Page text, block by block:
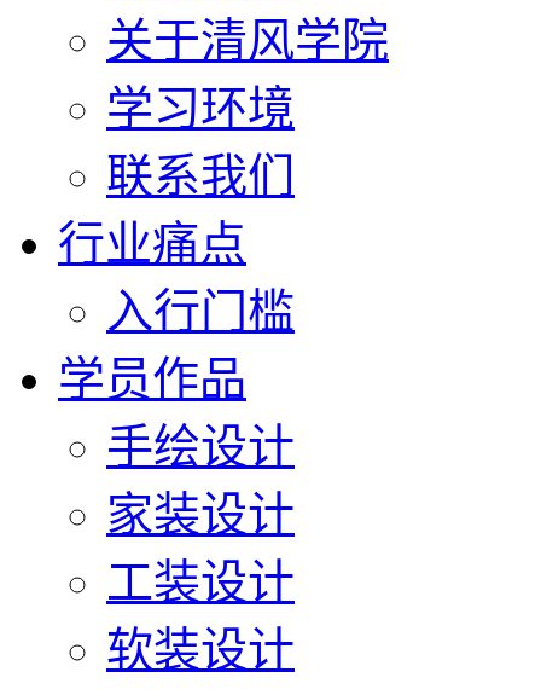
关于清风学院
学习环境
联系我们
行业痛点
入行门槛
学员作品
手绘设计
家装设计
工装设计
软装设计